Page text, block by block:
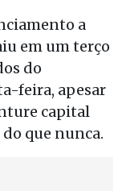
a
em um terço
do
feira, apesar
capital
que nunca.